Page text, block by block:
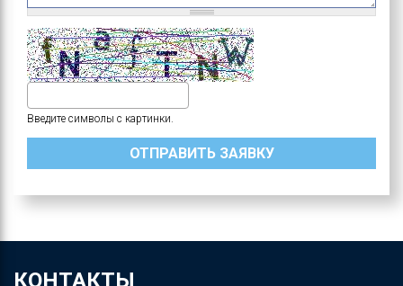
Введите символы с картинки.
КОНТАКТЫ